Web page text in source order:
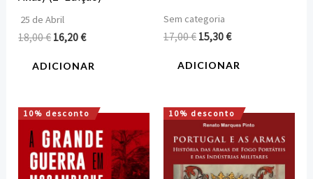
25 de Abril
18,00€ 16,20€
ADICIONAR
Sem categoria
17,00€ 15,30€
ADICIONAR
10% desconto
O
preço
original
era:
12,00 €.
O
preço
atual
10,80 €.
10% desconto
O
preço
original
era:
20,00 €.
O
preço
atual
é:
18,00 €.